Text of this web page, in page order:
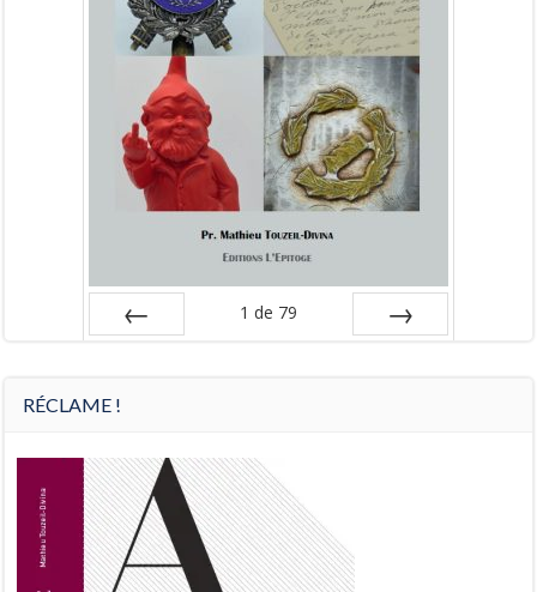
1 de 79
RÉCLAME !